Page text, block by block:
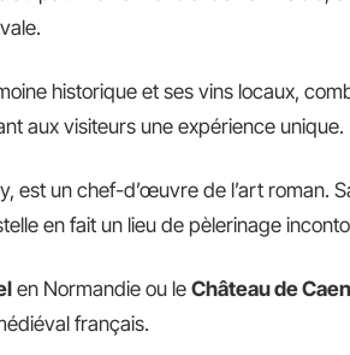
historique et ses vins locaux,
aux visiteurs une expérience unique.
est un chef-d’œuvre de l’art roman.
en fait un lieu de pèlerinage
en Normandie ou le Château de Caen
français.